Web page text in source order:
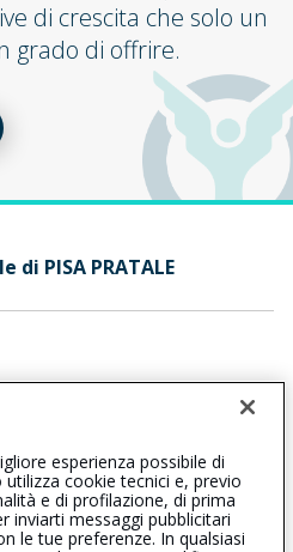
di crescita che solo un
grado di offrire.
di PISA PRATALE
0508310112
esperienza possibile di
cookie tecnici e, previo
e di profilazione, di prima
inviarti messaggi pubblicitari
le tue preferenze. In qualsiasi